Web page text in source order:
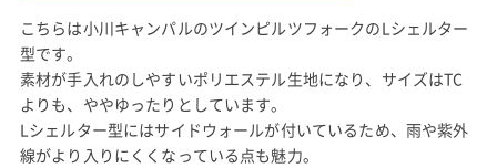
こちらは小川キャンパルのツインピルツフォークのLシェルター
型です。
素材が手入れのしやすいポリエステル生地になり、サイズはTC
よりも、ややゆったりとしています。
Lシェルター型にはサイドウォールが付いているため、雨や紫外
線がより入りにくくなっている点も魅力。